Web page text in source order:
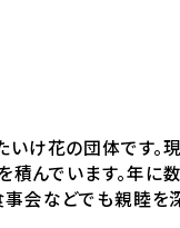
け花の団体です
んでいます。年
事会などでも親睦を